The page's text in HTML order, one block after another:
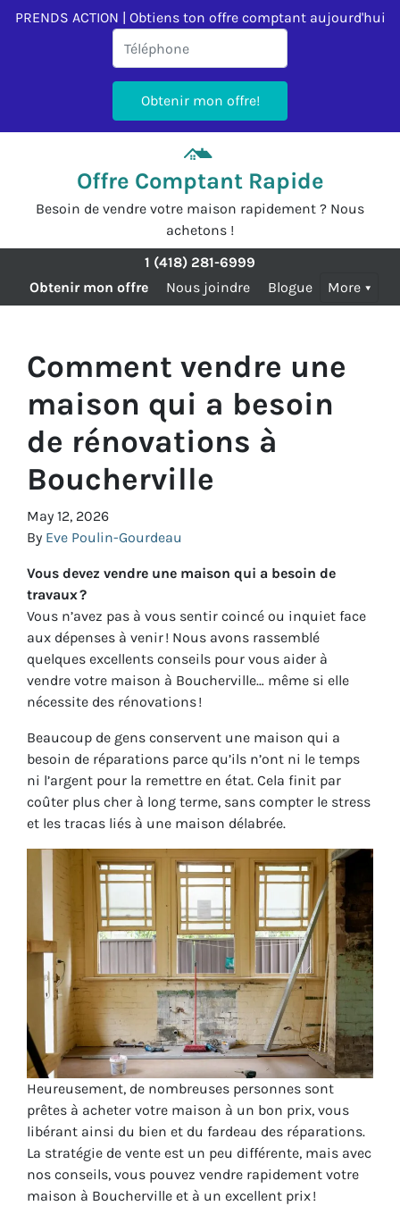
PRENDS ACTION | Obtiens ton offre comptant aujourd'hui
Offre Comptant Rapide
Besoin de vendre votre maison rapidement ? Nous
achetons !
1 (418) 281-6999
Obtenir mon offre
Nous joindre Blogue More
Comment vendre une
maison qui a besoin
de rénovations à
Boucherville
May 12, 2026
By Eve Poulin-Gourdeau
Vous devez vendre une maison qui a besoin de
travaux ?
Vous n’avez pas à vous sentir coincé ou inquiet face
aux dépenses à venir ! Nous avons rassemblé
quelques excellents conseils pour vous aider à
vendre votre maison à Boucherville… même si elle
nécessite des rénovations !
Beaucoup de gens conservent une maison qui a
besoin de réparations parce qu’ils n’ont ni le temps
ni l’argent pour la remettre en état. Cela finit par
coûter plus cher à long terme, sans compter le stress
et les tracas liés à une maison délabrée.
Heureusement, de nombreuses personnes sont
prêtes à acheter votre maison à un bon prix, vous
libérant ainsi du bien et du fardeau des réparations.
La stratégie de vente est un peu différente, mais avec
nos conseils, vous pouvez vendre rapidement votre
maison à Boucherville et à un excellent prix !